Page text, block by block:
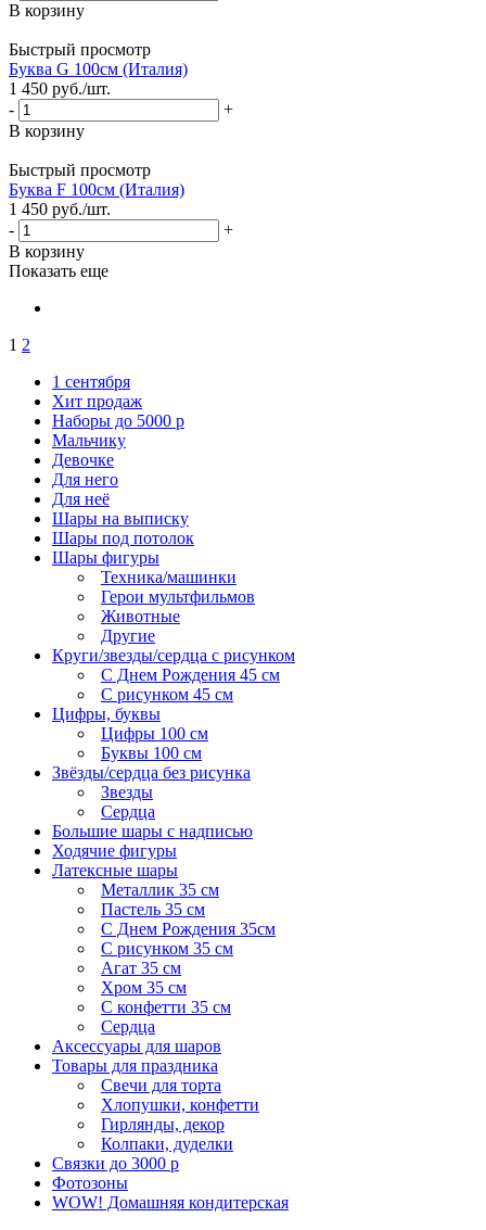
В корзину
Быстрый просмотр
Буква G 100см (Италия)
1 450 руб./шт.
-
+
В корзину
Быстрый просмотр
Буква F 100см (Италия)
1 450 руб./шт.
-
+
В корзину
Показать еще
1 2
1 сентября
Хит продаж
Наборы до 5000 р
Мальчику
Девочке
Для него
Для неё
Шары на выписку
Шары под потолок
Шары фигуры
Техника/машинки
Герои мультфильмов
Животные
Другие
Круги/звезды/сердца с рисунком
С Днем Рождения 45 см
С рисунком 45 см
Цифры, буквы
Цифры 100 см
Буквы 100 см
Звёзды/сердца без рисунка
Звезды
Сердца
Большие шары с надписью
Ходячие фигуры
Латексные шары
Металлик 35 см
Пастель 35 см
С Днем Рождения 35см
C рисунком 35 см
Агат 35 см
Хром 35 см
С конфетти 35 см
Сердца
Аксессуары для шаров
Товары для праздника
Свечи для торта
Хлопушки, конфетти
Гирлянды, декор
Колпаки, дуделки
Связки до 3000 р
Фотозоны
WOW! Домашняя кондитерская